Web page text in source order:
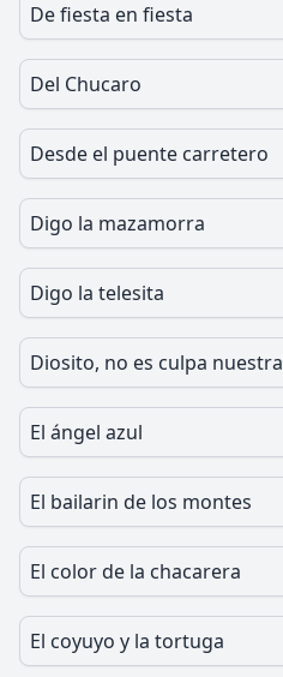
De fiesta en fiesta
Del Chucaro
Desde el puente carretero
Digo la mazamorra
Digo la telesita
Diosito, no es culpa nuestra
El ángel azul
El bailarin de los montes
El color de la chacarera
El coyuyo y la tortuga